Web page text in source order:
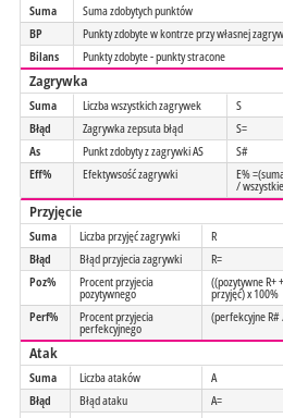
Suma
Suma zdobytych punktów
BP
Punkty zdobyte w kontrze przy własnej
Bilans
Punkty zdobyte - punkty stracone
Zagrywka
Suma Liczba wszystkich zagrywek
S
Błąd
Zagrywka zepsuta błąd
S=
As
Punkt zdobyty z zagrywki AS
S#
Eff%
Efektywsość zagrywki E%
/
Przyjęcie
Suma Liczba przyjęć zagrywki
R
Błąd
Błąd przyjecia zagrywki
R=
Poz%
Procent przyjecia
pozytywnego
((pozytywne R+
przyjęć) x 100%
Perf%
Procent przyjecia
perfekcyjnego
(perfekcyjne R#
Atak
Suma Liczba ataków
A
Błąd
Błąd ataku
A=